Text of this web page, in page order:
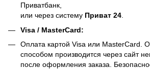
Приватбанк,
или через систему Приват 24.
Visa / MasterCard:
Оплата картой Visa или MasterCard.
способом производится через сайт
после оформления заказа.